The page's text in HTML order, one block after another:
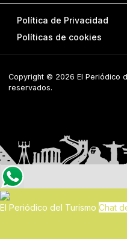
Política de Privacidad
Políticas de cookies
Copyright © 2026 El Periódico
reservados.
El Periódico del Turismo Chat